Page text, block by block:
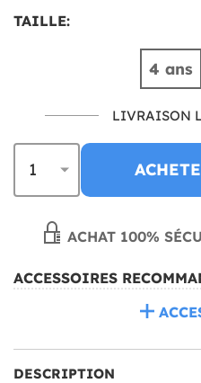
TAILLE:
4 ans
LIVRAISON
ACHAT 100%
ACCESSOIRES
DESCRIPTION